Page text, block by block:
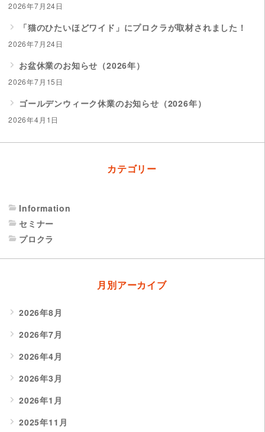
2026年7月24日
「猫のひたいほどワイド」にプロクラが取材されました！
2026年7月24日
お盆休業のお知らせ（2026年）
2026年7月15日
ゴールデンウィーク休業のお知らせ（2026年）
2026年4月1日
カテゴリー
Information
セミナー
プロクラ
月別アーカイブ
2026年8月
2026年7月
2026年4月
2026年3月
2026年1月
2025年11月